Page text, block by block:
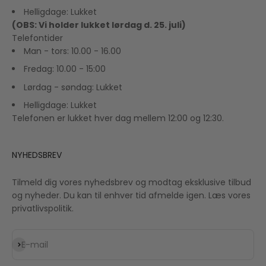
Helligdage: Lukket
(OBS: Vi holder lukket lørdag d. 25. juli)
Telefontider
Man - tors: 10.00 - 16.00
Fredag: 10.00 - 15:00
Lørdag - søndag: Lukket
Helligdage: Lukket
Telefonen er lukket hver dag mellem 12:00 og 12:30.
NYHEDSBREV
Tilmeld dig vores nyhedsbrev og modtag eksklusive tilbud
og nyheder. Du kan til enhver tid afmelde igen. Læs vores
privatlivspolitik.
E-mail
Abonnér